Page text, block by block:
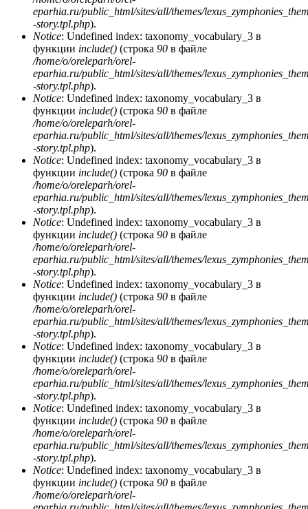
eparhia.ru/public_html/sites/all/themes/
-story.tpl.php).
Notice: Undefined index: taxonomy_vocabulary_3 в
функции include() (строка 90 в файле
/home/o/oreleparh/orel-
eparhia.ru/public_html/sites/all/themes/
-story.tpl.php).
Notice: Undefined index: taxonomy_vocabulary_3 в
функции include() (строка 90 в файле
/home/o/oreleparh/orel-
eparhia.ru/public_html/sites/all/themes/
-story.tpl.php).
Notice: Undefined index: taxonomy_vocabulary_3 в
функции include() (строка 90 в файле
/home/o/oreleparh/orel-
eparhia.ru/public_html/sites/all/themes/
-story.tpl.php).
Notice: Undefined index: taxonomy_vocabulary_3 в
функции include() (строка 90 в файле
/home/o/oreleparh/orel-
eparhia.ru/public_html/sites/all/themes/
-story.tpl.php).
Notice: Undefined index: taxonomy_vocabulary_3 в
функции include() (строка 90 в файле
/home/o/oreleparh/orel-
eparhia.ru/public_html/sites/all/themes/
-story.tpl.php).
Notice: Undefined index: taxonomy_vocabulary_3 в
функции include() (строка 90 в файле
/home/o/oreleparh/orel-
eparhia.ru/public_html/sites/all/themes/
-story.tpl.php).
Notice: Undefined index: taxonomy_vocabulary_3 в
функции include() (строка 90 в файле
/home/o/oreleparh/orel-
eparhia.ru/public_html/sites/all/themes/
-story.tpl.php).
Notice: Undefined index: taxonomy_vocabulary_3 в
функции include() (строка 90 в файле
/home/o/oreleparh/orel-